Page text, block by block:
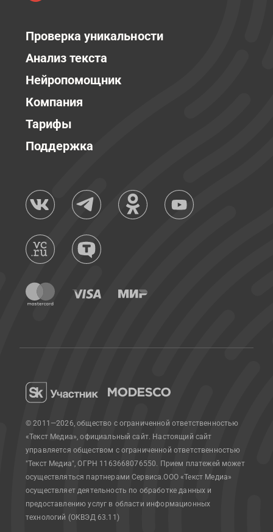
Проверка уникальности
Анализ текста
Нейропомощник
Компания
Тарифы
Поддержка
© 2011—2026, общество с ограниченной ответственностью
«Текст Медиа», официальный сайт. Настоящий сайт
управляется обществом с ограниченной ответственностью
"Текст Медиа", ОГРН 1163668076550. Прием платежей может
осуществляться партнерами Сервиса.ООО «Текст Медиа»
осуществляет деятельность по обработке данных и
предоставлению услуг в области информационных
технологий (ОКВЭД 63.11)